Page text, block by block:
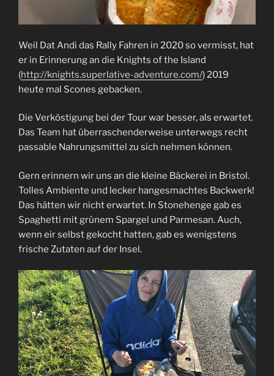
Weil Dat Andi das Rally Fahren in 2020 so vermisst, hat
er in Erinnerung an die Knights of the Island
(http://knights.superlative-adventure.com/) 2019
heute mal Scones gebacken.
Die Verköstigung bei der Tour war besser, als erwartet.
Das Team hat überraschenderweise unterwegs recht
passable Nahrungsmittel zu sich nehmen können.
Gern erinnern wir uns an die kleine Bäckerei in Bristol.
Tolles Ambiente und lecker hangesmachtes Backwerk!
Das hätten wir nicht erwartet. In Stonehenge gab es
Spaghetti mit grünem Spargel und Parmesan. Auch,
wenn eir selbst gekocht hatten, gab es wenigstens
frische Zutaten auf der Insel.